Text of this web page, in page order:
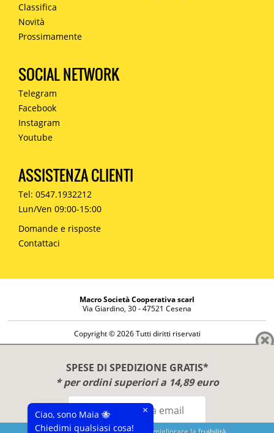
SPESE DI SPEDIZIONE GRATIS*
* per ordini superiori a 14,89 euro
Classifica
Novità
Prossimamente
SOCIAL NETWORK
Telegram
Facebook
Instagram
Youtube
ASSISTENZA CLIENTI
Tel: 0547.1932212
Lun/Ven 09:00-15:00
Domande e risposte
Contattaci
Macro Società Cooperativa scarl
Via Giardino, 30 - 47521 Cesena
Copyright © 2026 Tutti diritti riservati
Diritto di reso
Disclaimer
Privacy Policy
Ciao, sono Maia 🐝
Chiedimi qualsiasi cosa!
×